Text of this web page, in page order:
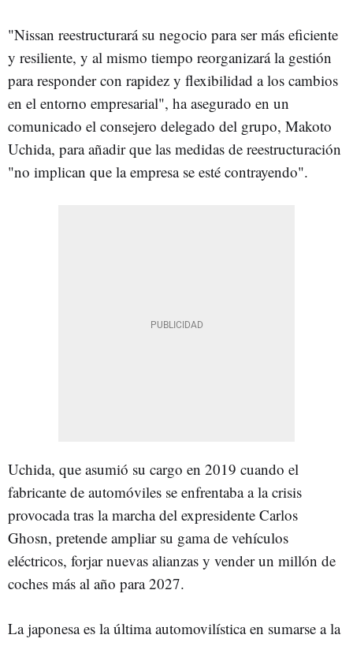
"Nissan reestructurará su negocio para ser más eficiente
y resiliente, y al mismo tiempo reorganizará la gestión
para responder con rapidez y flexibilidad a los cambios
en el entorno empresarial", ha asegurado en un
comunicado el consejero delegado del grupo, Makoto
Uchida, para añadir que las medidas de reestructuración
"no implican que la empresa se esté contrayendo".
Uchida, que asumió su cargo en 2019 cuando el
fabricante de automóviles se enfrentaba a la crisis
provocada tras la marcha del expresidente Carlos
Ghosn, pretende ampliar su gama de vehículos
eléctricos, forjar nuevas alianzas y vender un millón de
coches más al año para 2027.
La japonesa es la última automovilística en sumarse a la